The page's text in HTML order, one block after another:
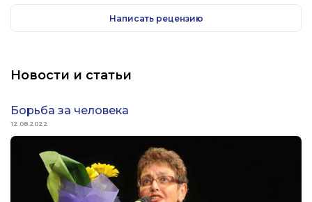
Написать рецензию
Новости и статьи
Борьба за человека
12.08.2022